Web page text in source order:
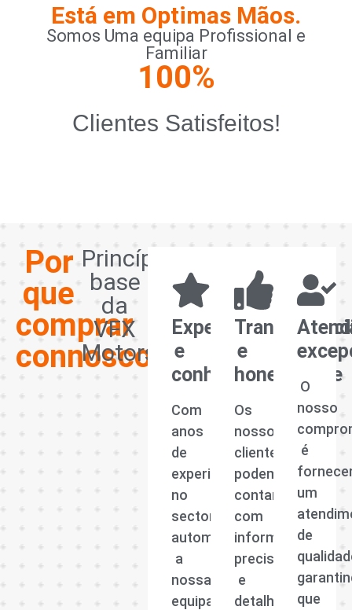
Está em Optimas Mãos.
Somos Uma equipa Profissional e
Familiar
Clientes Satisfeitos!
100%
Por
que
comprar
connosco?
Princípios
base
da
VFX
Motors
Experiência
e
conhecimento
Com
anos
de
experiência
no
sector
automóvel,
a
nossa
equipa
e
honestidade
Os
nossos
clientes
podem
contar
com
informações
precisas
e
detalhadas
O
nosso
é
um
de
que